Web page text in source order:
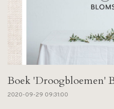
Boek 'Droogbloemen'
2020-09-29 09:31:00